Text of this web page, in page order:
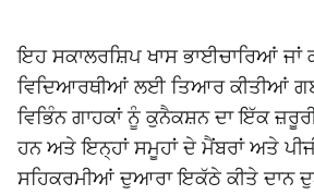
ਇਹ ਸਕਾਲਰਸ਼ਿਪ ਖਾਸ ਭਾਈਚਾਰਿਆਂ ਜਾਂ
ਵਿਦਿਆਰਥੀਆਂ ਲਈ ਤਿਆਰ ਕੀਤੀਆਂ
ਵਿਭਿੰਨ ਗਾਹਕਾਂ ਨੂੰ ਕੁਨੈਕਸ਼ਨ ਦਾ ਇੱਕ
ਹਨ ਅਤੇ ਇਨ੍ਹਾਂ ਸਮੂਹਾਂ ਦੇ ਮੈਂਬਰਾਂ ਅਤੇ
ਸਹਿਕਰਮੀਆਂ ਦੁਆਰਾ ਇਕੱਠੇ ਕੀਤੇ ਦਾਨ